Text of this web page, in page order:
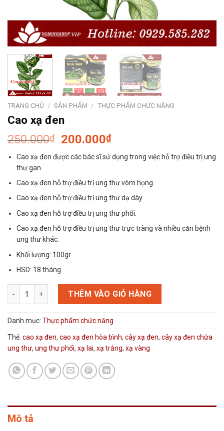
TRANG CHỦ / SẢN PHẨM / THỰC PHẨM CHỨC NĂNG
Cao xạ đen
250.000₫
Giá
gốc
là:
200.000₫Giá
hiện
tại
200.000₫.
Cao xạ đen được các bác sĩ sử dụng trong việc hỗ trợ điều trị ung
thư gan.
Cao xạ đen hỗ trợ điều trị ung thư vòm họng.
Cao xạ đen hỗ trợ điều trị ung thư dạ dày.
Cao xạ đen hỗ trợ điều trị ung thư phổi.
Cao xạ đen hỗ trợ điều trị ung thư trực tràng và nhiều căn bệnh
ung thư khác.
Khối lượng: 100gr
HSD: 18 tháng
Cao xạ đen số lượngTHÊM VÀO GIỎ HÀNG
Danh mục: Thực phẩm chức năng
Thẻ: cao xạ đen, cao xạ đen hòa bình, cây xạ đen, cây xạ đen chữa
ung thư, ung thư phổi, xạ lai, xạ trắng, xạ vàng
Mô tả